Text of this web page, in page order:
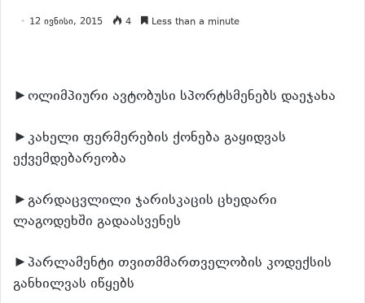
12 ივნისი, 2015 4 Less than a minute
►ოლიმპიური ავტობუსი სპორტსმენებს დაეჯახა
►კახელი ფერმერების ქონება გაყიდვას
ექვემდებარეობა
►გარდაცვლილი ჯარისკაცის ცხედარი
ლაგოდეხში გადაასვენეს
►პარლამენტი თვითმმართველობის კოდექსის
განხილვას იწყებს